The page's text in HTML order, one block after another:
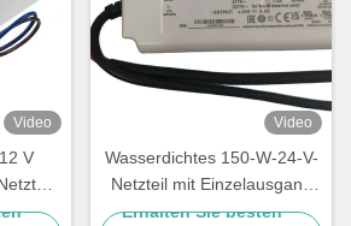
Video
V
Video
Wasserdichtes 150-W-24-V-
Netzteil mit Einzelausgang
und IP67 für LED-
Erhalten Sie besten